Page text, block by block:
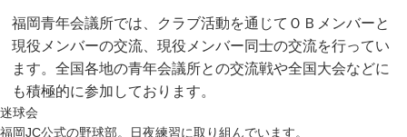
福岡青年会議所では、クラブ活動を通じてＯＢメンバーと
現役メンバーの交流、現役メンバー同士の交流を行ってい
ます。全国各地の青年会議所との交流戦や全国大会などに
も積極的に参加しております。
迷球会
福岡JC公式の野球部。日夜練習に取り組んでいます。